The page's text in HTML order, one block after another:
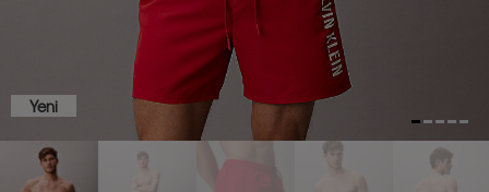
Yeni